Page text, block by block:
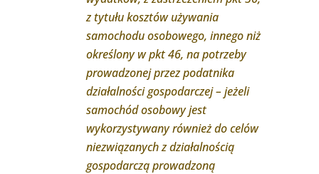
z tytułu kosztów używania
samochodu osobowego, innego niż
określony w pkt 46, na potrzeby
prowadzonej przez podatnika
działalności gospodarczej – jeżeli
samochód osobowy jest
wykorzystywany również do celów
niezwiązanych z działalnością
gospodarczą prowadzoną